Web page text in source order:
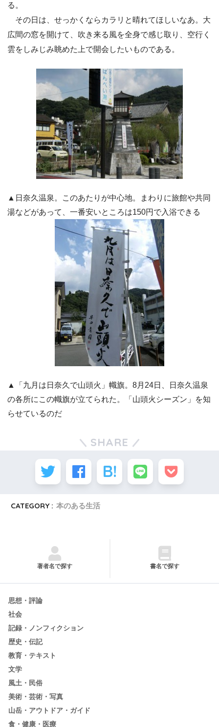
る。
その日は、せっかくならカラリと晴れてほしいなあ。大
広間の窓を開けて、吹き来る風を全身で感じ取り、空行く
雲をしみじみ眺めた上で開会したいものである。
▲日奈久温泉。このあたりが中心地。まわりに旅館や共同
湯などがあって、一番安いところは150円で入浴できる
▲「九月は日奈久で山頭火」幟旗。8月24日、日奈久温泉
の各所にこの幟旗が立てられた。「山頭火シーズン」を知
らせているのだ
SHARE
CATEGORY : 本のある生活
著者名で探す 書名で探す
思想・評論
社会
記録・ノンフィクション
歴史・伝記
教育・テキスト
文学
風土・民俗
美術・芸術・写真
山岳・アウトドア・ガイド
食・健康・医療